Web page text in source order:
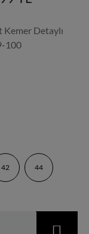
Kemer Detaylı
100
42 44